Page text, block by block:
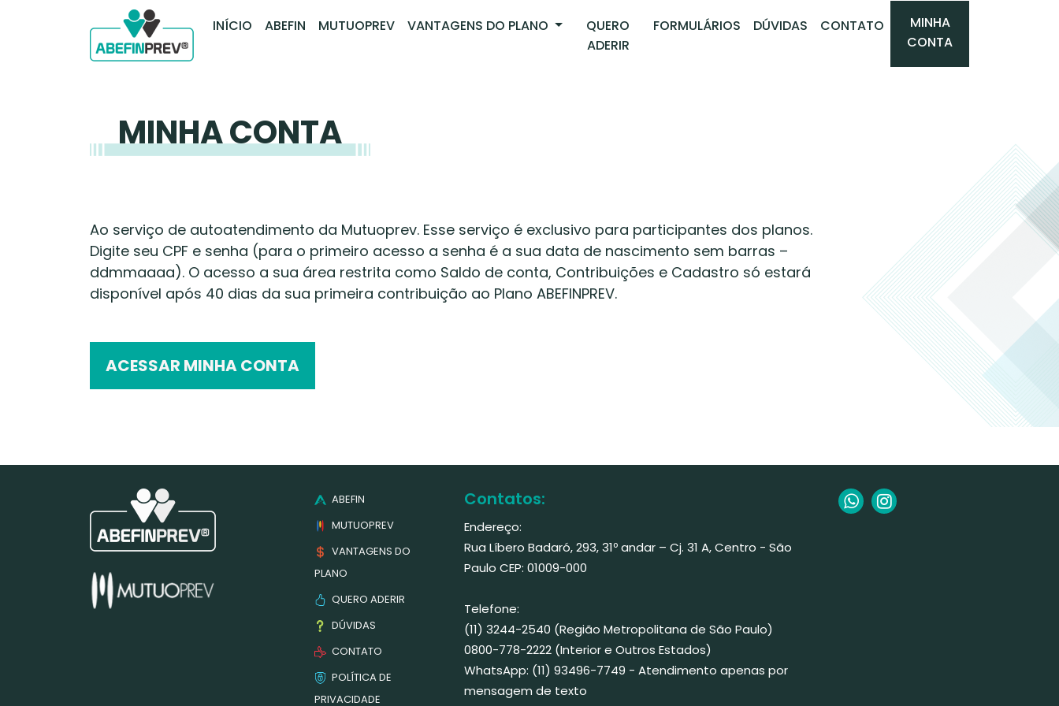
INÍCIO ABEFIN MUTUOPREV VANTAGENS DO PLANO
QUERO
ADERIR
FORMULÁRIOS DÚVIDAS CONTATO
MINHA
CONTA
MINHA CONTA
Ao serviço de autoatendimento da Mutuoprev. Esse serviço é exclusivo para participantes dos planos.
Digite seu CPF e senha (para o primeiro acesso a senha é a sua data de nascimento sem barras –
ddmmaaaa). O acesso a sua área restrita como Saldo de conta, Contribuições e Cadastro só estará
disponível após 40 dias da sua primeira contribuição ao Plano ABEFINPREV.
ACESSAR MINHA CONTA
ABEFIN
MUTUOPREV
VANTAGENS DO
PLANO
QUERO ADERIR
DÚVIDAS
CONTATO
POLÍTICA DE
PRIVACIDADE
Contatos:
Endereço:
Rua Líbero Badaró, 293, 31º andar – Cj. 31 A, Centro - São
Paulo CEP: 01009-000
Telefone:
(11) 3244-2540 (Região Metropolitana de São Paulo)
0800-778-2222 (Interior e Outros Estados)
WhatsApp: (11) 93496-7749 - Atendimento apenas por
mensagem de texto